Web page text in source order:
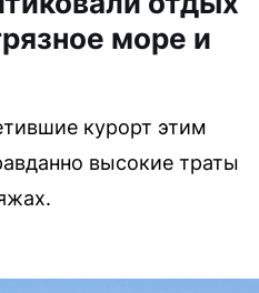
море и
курорт этим
высокие траты